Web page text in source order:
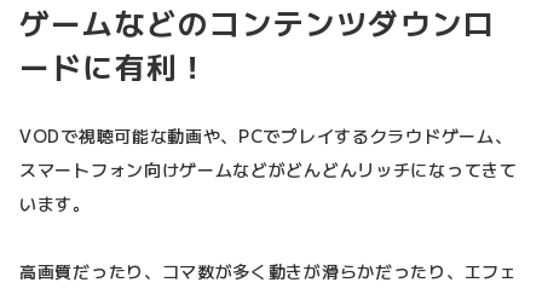
ゲームなどのコンテンツダウンロ
ードに有利！
VODで視聴可能な動画や、PCでプレイするクラウドゲーム、
スマートフォン向けゲームなどがどんどんリッチになってきて
います。
高画質だったり、コマ数が多く動きが滑らかだったり、エフェ